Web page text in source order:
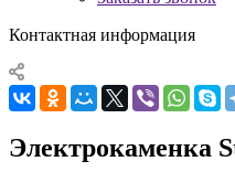
Контактная информация
Электрокаменка